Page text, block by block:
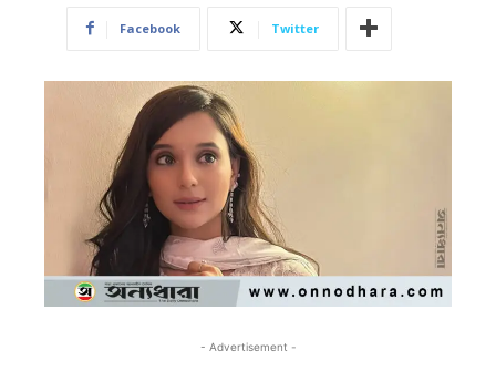
Facebook Twitter
- Advertisement -